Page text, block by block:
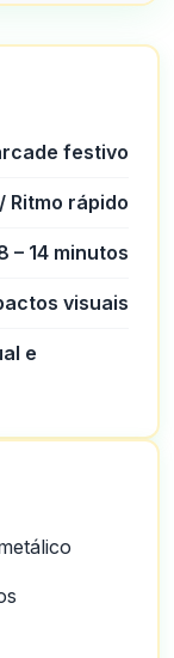
festivo
Ritmo rápido
– 14 minutos
visuais
e